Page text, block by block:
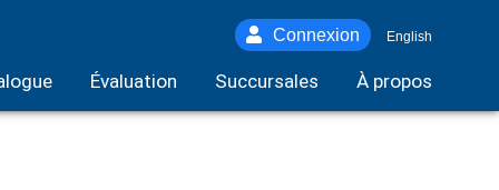
Connexion English
Évaluation Succursales À propos